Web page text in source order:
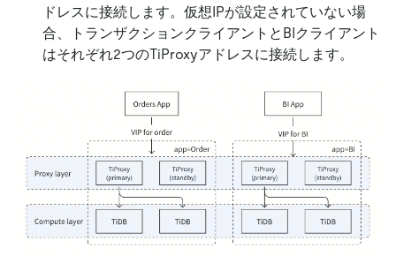
ドレスに接続します。仮想IPが設定されていない場
合、トランザクションクライアントとBIクライアント
はそれぞれ2つのTiProxyアドレスに接続します。